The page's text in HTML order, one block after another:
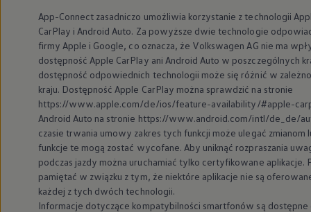
App-Connect zasadniczo umożliwia korzystanie z technologii
CarPlay i Android Auto. Za powyższe dwie technologie
firmy Apple i Google, co oznacza, że Volkswagen AG nie ma
dostępność Apple CarPlay ani Android Auto w poszczególnych
dostępność odpowiednich technologii może się różnić w
kraju. Dostępność Apple CarPlay można sprawdzić na stronie
https://www.apple.com/de/ios/feature-availability/#apple-
Android Auto na stronie https://www.android.com/intl/de_de/
czasie trwania umowy zakres tych funkcji może ulegać zmianom
funkcje te mogą zostać wycofane. Aby uniknąć rozpraszania
podczas jazdy można uruchamiać tylko certyfikowane aplikacje.
pamiętać w związku z tym, że niektóre aplikacje nie są
każdej z tych dwóch technologii.
Informacje dotyczące kompatybilności smartfonów są dostępne